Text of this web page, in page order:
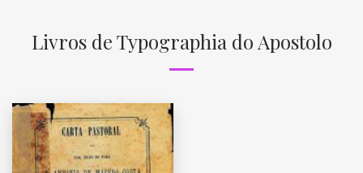
Livros de Typographia do Apostolo